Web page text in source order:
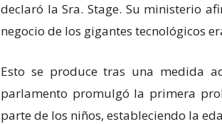
declaró la Sra. Stage. Su ministerio
negocio de los gigantes tecnológicos
Esto se produce tras una medida
parlamento promulgó la primera
parte de los niños, estableciendo la